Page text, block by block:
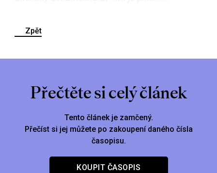
Zpět
Přečtěte si celý článek
Tento článek je zamčený.
Přečíst si jej můžete po zakoupení daného čísla
časopisu.
KOUPIT ČASOPIS